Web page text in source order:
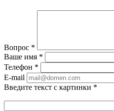
Вопрос *
Ваше имя *
Телефон *
E-mail
Введите текст с картинки *